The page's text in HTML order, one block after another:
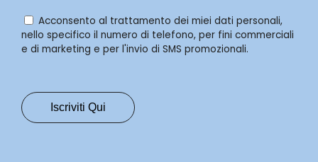
Acconsento al trattamento dei miei dati personali,
nello specifico il numero di telefono, per fini commerciali
e di marketing e per l'invio di SMS promozionali.